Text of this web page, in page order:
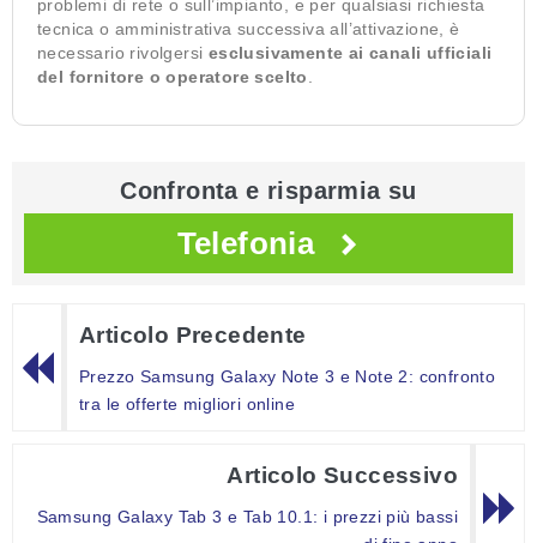
problemi di rete o sull’impianto, e per qualsiasi richiesta
tecnica o amministrativa successiva all’attivazione, è
necessario rivolgersi esclusivamente ai canali ufficiali
del fornitore o operatore scelto
Confronta e risparmia su
Telefonia
Articolo Precedente
Prezzo Samsung Galaxy Note 3 e Note 2: confronto
tra le offerte migliori online
Articolo Successivo
Samsung Galaxy Tab 3 e Tab 10.1: i prezzi più bassi